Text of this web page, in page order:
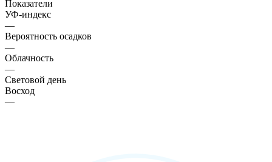
Показатели
УФ-индекс
—
Вероятность осадков
—
Облачность
—
Световой день
Восход
—